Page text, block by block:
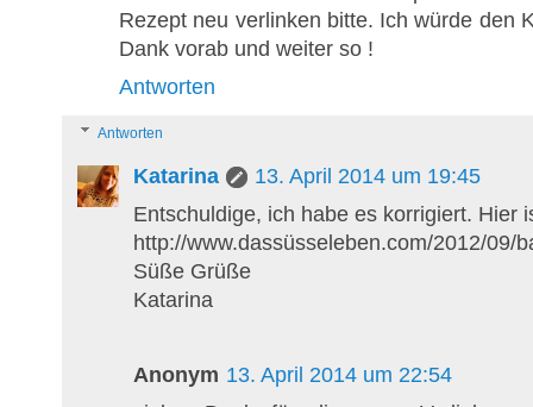
Rezept neu verlinken bitte. Ich würde den
Dank vorab und weiter so !
Antworten
Antworten
Katarina
13. April 2014 um 19:45
Entschuldige, ich habe es korrigiert. Hier
http://www.dassüsseleben.com/2012/09/
Süße Grüße
Katarina
Anonym 13. April 2014 um 22:54